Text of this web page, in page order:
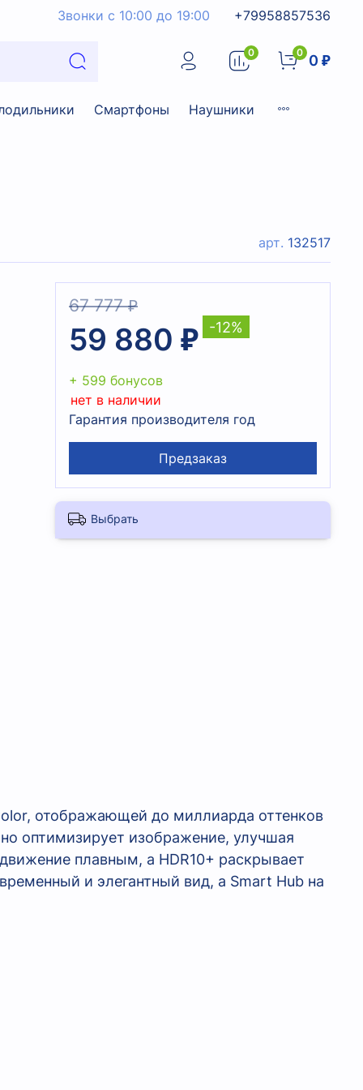
Звонки с 10:00 до 19:00 +79958857536
0 0 0 ₽
Смартфоны Наушники
арт. 132517
67 777 ₽
59 880 ₽ -12%
+ 599 бонусов
нет в наличии
Гарантия производителя год
Предзаказ
Выбрать
отображающей до миллиарда оттенков
оптимизирует изображение, улучшая
плавным, а HDR10+ раскрывает
и элегантный вид, а Smart Hub на